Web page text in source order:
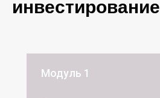
инвестирование
Модуль 1